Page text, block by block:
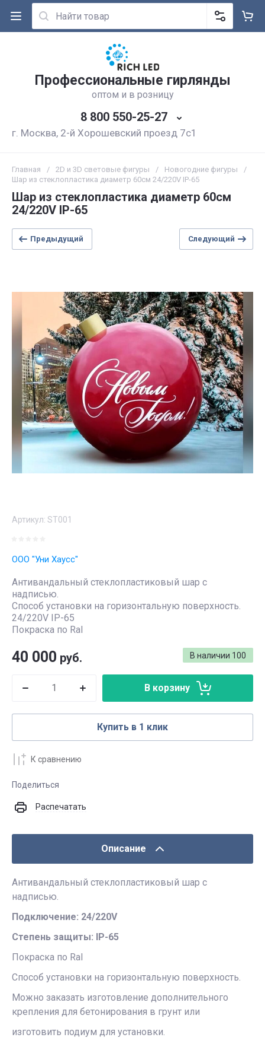
Профессиональные гирлянды
оптом и в розницу
8 800 550-25-27
г. Москва, 2-й Хорошевский проезд 7с1
Главная / 2D и 3D световые фигуры / Новогодние фигуры
/
Шар из стеклопластика диаметр 60см 24/220V IP-65
Шар из стеклопластика диаметр 60см
24/220V IP-65
Предыдущий Следующий
Артикул: ST001
ООО "Уни Хаусс"
Антивандальный стеклопластиковый шар с
надписью.
Способ установки на горизонтальную поверхность.
24/220V IP-65
Покраска по Ral
В наличии 100
40 000 руб.
В корзину
Купить в 1 клик
К сравнению
Поделиться
Распечатать
Описание
Антивандальный стеклопластиковый шар с
надписью.
Подключение: 24/220V
Степень защиты: IP-65
Покраска по Ral
Способ установки на горизонтальную поверхность.
Можно заказать изготовление дополнительного
крепления для бетонирования в грунт или
изготовить подиум для установки.